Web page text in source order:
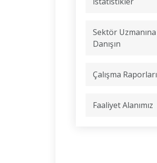
Sektör Uzmanına
Danışın
Çalışma Raporları
Faaliyet Alanımız